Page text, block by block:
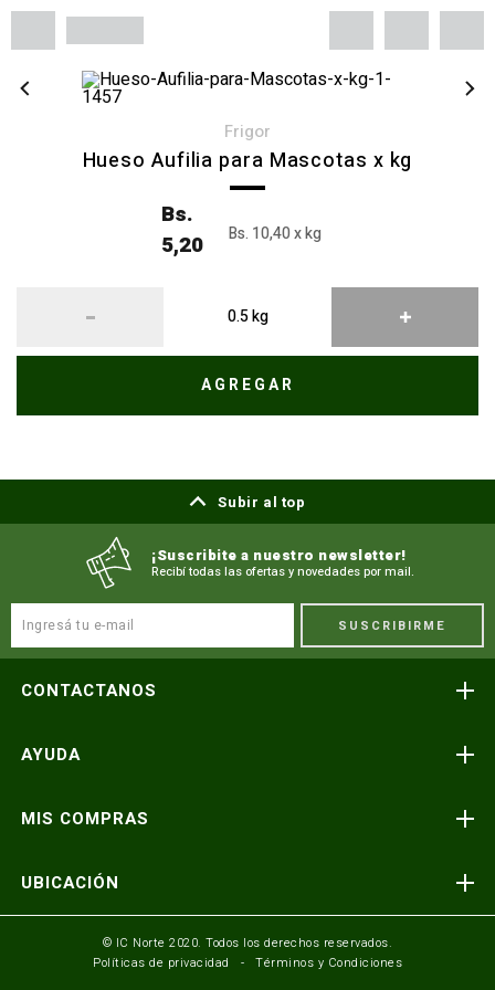
frigor
Hueso Aufilia para Mascotas x kg
Bs.
5,20
Bs. 10,40 x kg
AGREGAR
Subir al top
¡Suscribite a nuestro newsletter!
Recibí todas las ofertas y novedades por mail.
SUSCRIBIRME
CONTACTANOS
Atención telefónica
Consultas y reclamos
Seguinos en:
AYUDA
Preguntas frecuentes
Términos y condiciones
Formulario de contacto
Mundo IC Norte
MIS COMPRAS
Envíos y entregas
UBICACIÓN
Av. Busch y 3er Anillo Santa Cruz, Bolivia
© IC Norte 2020. Todos los derechos reservados.
Políticas de privacidad
Términos y Condiciones